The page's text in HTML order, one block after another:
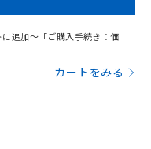
追加～「ご購入手続き：価
カートをみる